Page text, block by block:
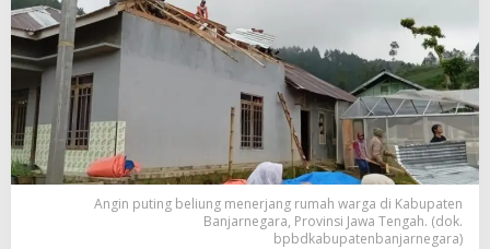
Angin puting beliung menerjang rumah warga di Kabupaten
Banjarnegara, Provinsi Jawa Tengah. (dok.
bpbdkabupatenbanjarnegara)